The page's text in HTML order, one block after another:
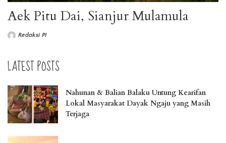
Aek Pitu Dai, Sianjur Mulamula
Redaksi PI
LATEST POSTS
Nahunan & Balian Balaku Untung Kearifan
Lokal Masyarakat Dayak Ngaju yang Masih
Terjaga